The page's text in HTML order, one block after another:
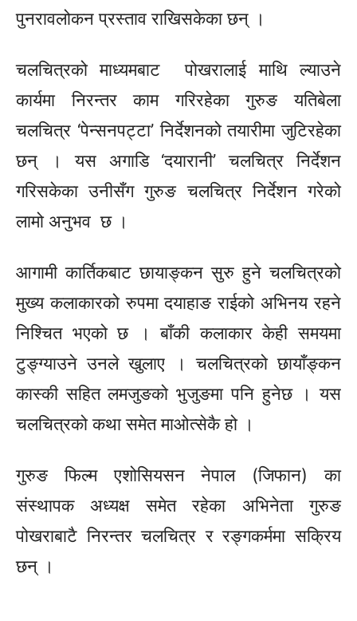
पुनरावलोकन प्रस्ताव राखिसकेका छन् ।
चलचित्रको माध्यमबाट पोखरालाई माथि ल्याउने
कार्यमा निरन्तर काम गरिरहेका गुरुङ यतिबेला
चलचित्र ‘पेन्सनपट्टा’ निर्देशनको तयारीमा जुटिरहेका
छन् । यस अगाडि ‘दयारानी’ चलचित्र निर्देशन
गरिसकेकाउनीसँग गुरुङ चलचित्र निर्देशन गरेको
लामो अनुभव छ ।
आगामी कार्तिकबाटछायाङ्कन सुरु हुने चलचित्रको
मुख्य कलाकारको रुपमा दयाहाङ राईको अभिनय रहने
निश्चित भएको छ । बाँकी कलाकार केही समयमा
टुङ्ग्याउने उनले खुलाए । चलचित्रकोछायाँङ्कन
कास्की सहित लमजुङको भुजुङमा पनि हुनेछ । यस
चलचित्रको कथा समेत माओत्सेकै हो ।
गुरुङ फिल्म एशोसियसन नेपाल (जिफान) का
संस्थापक अध्यक्ष समेत रहेका अभिनेता गुरुङ
पोखराबाटै निरन्तर चलचित्र ररङ्गकर्ममासक्रिय
छन् ।